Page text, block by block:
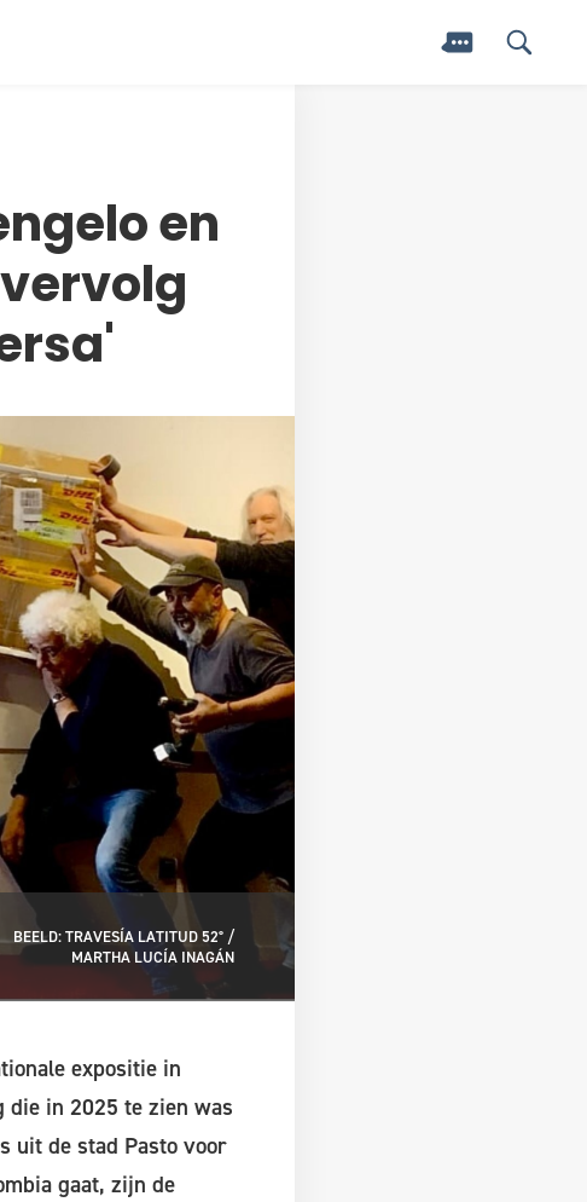
en
BEELD: TRAVESÍA LATITUD 52° /
MARTHA LUCÍA INAGÁN
expositie in
die in 2025 te zien was
uit de stad Pasto voor
gaat, zijn de